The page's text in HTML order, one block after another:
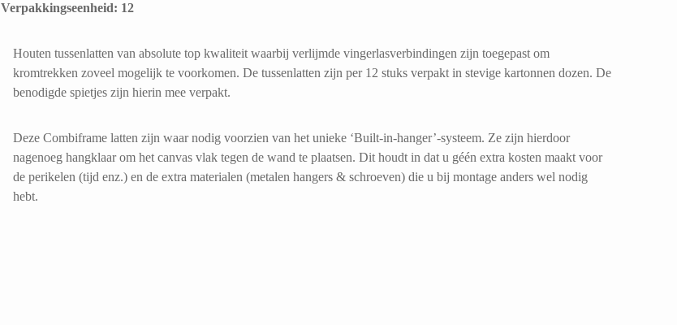
​Verpakkingseenheid: 12
Houten tussenlatten van absolute top kwaliteit waarbij verlijmde vingerlasverbindingen zijn toegepast om
kromtrekken zoveel mogelijk te voorkomen. De tussenlatten zijn per 12 stuks verpakt in stevige kartonnen dozen. De
benodigde spietjes zijn hierin mee verpakt.
Deze Combiframe latten zijn waar nodig voorzien van het unieke ‘Built-in-hanger’-systeem. Ze zijn hierdoor
nagenoeg hangklaar om het canvas vlak tegen de wand te plaatsen. Dit houdt in dat u géén extra kosten maakt voor
de perikelen (tijd enz.) en de extra materialen (metalen hangers & schroeven) die u bij montage anders wel nodig
hebt.